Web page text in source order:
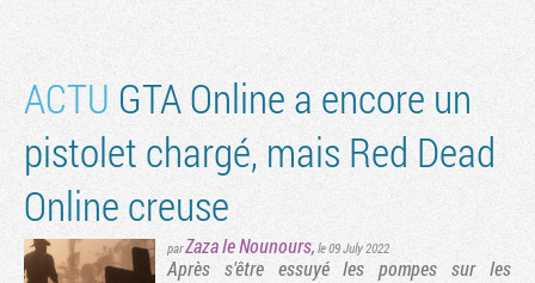
ACTU GTA Online a encore un
pistolet chargé, mais Red Dead
Online creuse
parZaza le Nounours, le 09 July 2022
Après s'être essuyé les pompes sur les